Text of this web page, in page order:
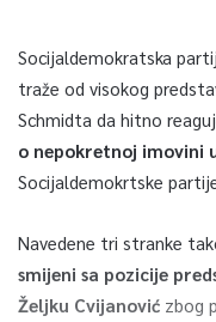
Socijaldemokratska
traže od visokog
Schmidta da hitno
o nepokretnoj imovini
Socijaldemokrtske partije
Navedene tri stranke
smijeni sa pozicije
Željku Cvijanović zbog